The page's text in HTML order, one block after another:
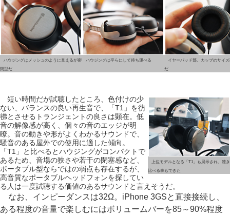
ハウジングはメッシュのように見えるが密
閉型だ
ハウジングは平らにして持ち運べる
イヤーパッド部。カップのサイ
だ
上位モデルとなる「T1」も展示され、聴き
比べる事もできた
短い時間だが試聴したところ、色付けの少
ない、バランスの良い再生音で、「T1」を彷
彿とさせるトランジェントの良さは顕在。低
音の解像感が高く、個々の音のエッジが明
瞭。音の動きや形がよくわかるサウンドで、
騒音のある屋外での使用に適した傾向。
「T1」と比べるとハウジングがコンパクトで
あるため、音場の狭さや若干の閉塞感など、
ポータブル型ならではの弱点も存在するが、
高音質なポータブルヘッドフォンを探してい
る人は一度試聴する価値のあるサウンドと言えそうだ。
なお、インピーダンスは32Ω。iPhone 3GSと直接接続し、
ある程度の音量で楽しむにはボリュームバーを85～90%程度